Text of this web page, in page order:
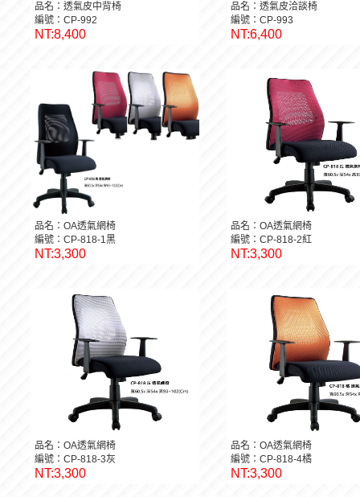
品名：透氣皮中背椅
編號：CP-992
NT:8,400
品名：透氣皮洽談椅
編號：CP-993
NT:6,400
品名：OA透氣網椅
編號：CP-818-1黑
NT:3,300
品名：OA透氣網椅
編號：CP-818-2紅
NT:3,300
品名：OA透氣網椅
編號：CP-818-3灰
NT:3,300
品名：OA透氣網椅
編號：CP-818-4橘
NT:3,300